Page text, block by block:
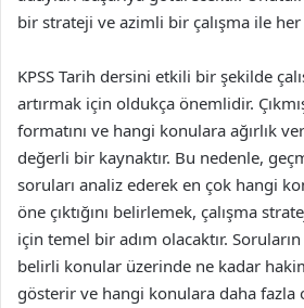
bir strateji ve azimli bir çalışma ile her
KPSS Tarih dersini etkili bir şekilde
artırmak için oldukça önemlidir.
formatını ve hangi konulara ağırlık
değerli bir kaynaktır. Bu nedenle,
soruları analiz ederek en çok hangi
öne çıktığını belirlemek, çalışma
için temel bir adım olacaktır.
belirli konular üzerinde ne kadar
gösterir ve hangi konulara daha fazla